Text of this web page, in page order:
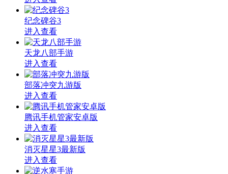
纪念碑谷3
进入查看
天龙八部手游
进入查看
部落冲突九游版
进入查看
腾讯手机管家安卓版
进入查看
消灭星星3最新版
进入查看